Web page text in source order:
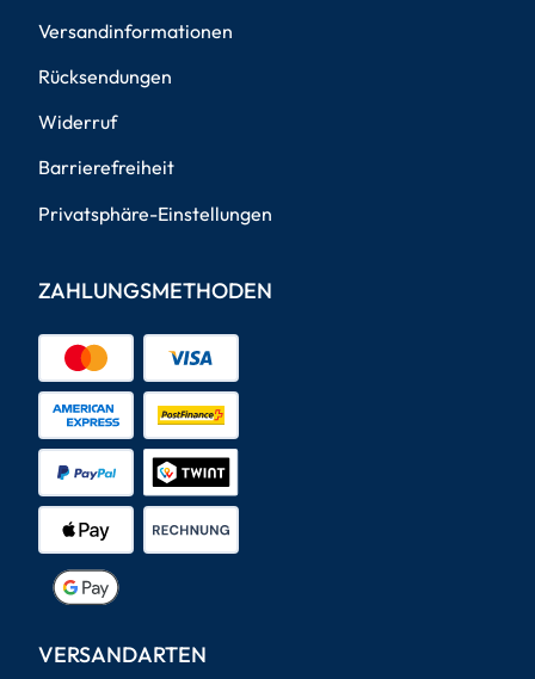
Versandinformationen
Rücksendungen
Widerruf
Barrierefreiheit
Privatsphäre-Einstellungen
ZAHLUNGSMETHODEN
VERSANDARTEN